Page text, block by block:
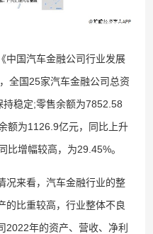
国汽车金融公司行业发展
全国25家汽车金融公司总资
稳定;零售余额为7852.58
额为1126.9亿元，同比上升
比增幅较高，为29.45%。
来看，汽车金融行业的整
的比重较高，行业整体不良
2022年的资产、营收、净利